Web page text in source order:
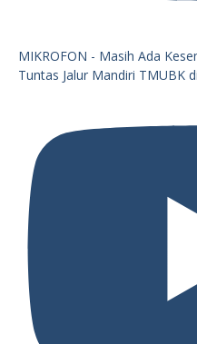
MIKROFON - Masih Ada
Tuntas Jalur Mandiri TMUBK